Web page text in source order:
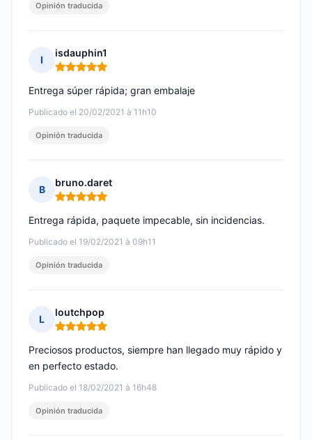
Opinión traducida
I
isdauphin1
Nota: 5 de 5
Publicado el 20/02/2021 à 11h10
Entrega súper rápida; gran embalaje
Opinión traducida
B
bruno.daret
Nota: 5 de 5
Publicado el 19/02/2021 à 09h11
Entrega rápida, paquete impecable, sin incidencias.
Opinión traducida
L
loutchpop
Nota: 5 de 5
Publicado el 18/02/2021 à 16h48
Preciosos productos, siempre han llegado muy rápido y
en perfecto estado.
Opinión traducida